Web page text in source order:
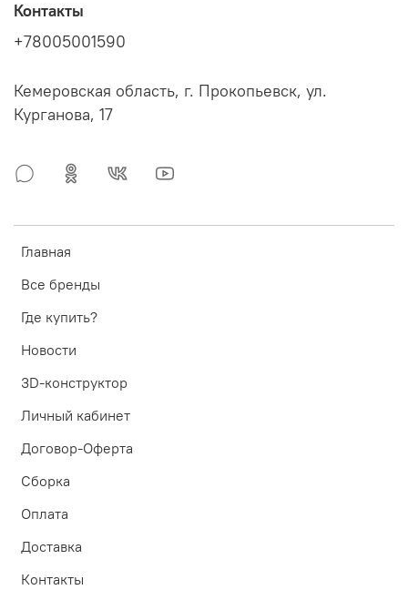
Главная
Все бренды
Где купить?
Новости
3D-конструктор
Личный кабинет
Договор-Оферта
Сборка
Оплата
Доставка
Контакты
Контакты
+78005001590
Кемеровская область, г. Прокопьевск, ул.
Курганова, 17